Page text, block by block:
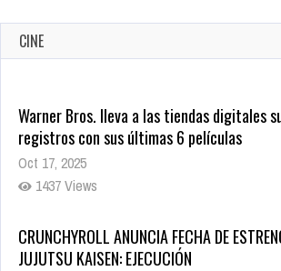
CINE
Warner Bros. lleva a las tiendas digitales
registros con sus últimas 6 películas
Oct 17, 2025
1437 Views
CRUNCHYROLL ANUNCIA FECHA DE
JUJUTSU KAISEN: EJECUCIÓN